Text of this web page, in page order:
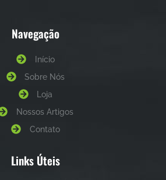
Navegação
Início
Sobre Nós
Loja
Nossos Artigos
Contato
Links Úteis